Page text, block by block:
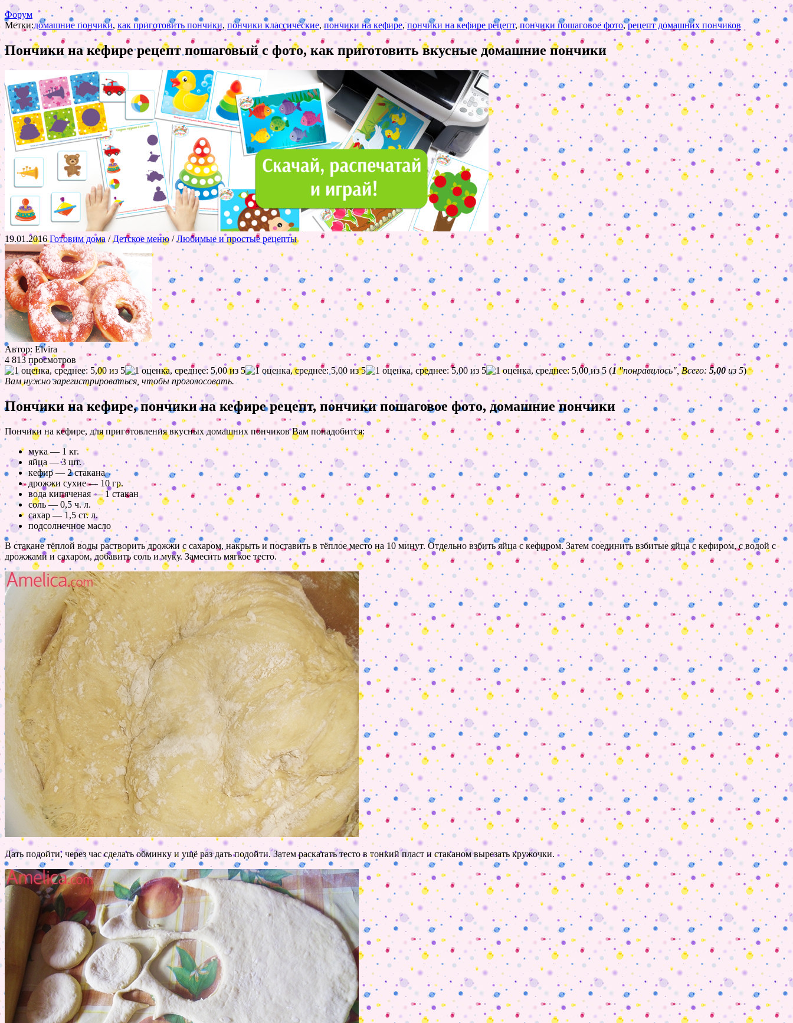
Форум
Метки:домашние пончики, как приготовить пончики, пончики классические,пончики на кефире,пончики на кефире рецепт,пончики пошаговое фото,рецепт домашних пончиков
Пончики на кефире рецепт пошаговый с фото, как приготовить вкусные домашние пончики
19.01.2016Готовим дома /Детское меню/Любимые и простые рецепты
Автор: Elvira
4 813 просмотров
(1"понравилось", Всего: 5,00из 5)
Вам нужно зарегистрироваться, чтобы проголосовать.
Пончики на кефире, пончики на кефире рецепт, пончики пошаговое фото, домашние пончики
Пончики на кефире, для приготовления вкусных домашних пончиков Вам понадобится:
мука — 1 кг.
яйца — 3 шт.
кефир — 2 стакана
дрожжи сухие — 10 гр.
вода кипяченая — 1 стакан
соль — 0,5 ч. л.
сахар — 1,5 ст. л.
подсолнечное масло
В стакане тёплой воды растворить дрожжи с сахаром, накрыть и поставить в тёплое место на 10 минут. Отдельно взбить яйца с кефиром. Затем соединить взбитые яйца с кефиром, с водой с
дрожжами и сахаром, добавить соль и муку. Замесить мягкое тесто.
Дать подойти, через час сделать обминку и ущё раз дать подойти. Затем раскатать тесто в тонкий пласт и стаканом вырезать кружочки.